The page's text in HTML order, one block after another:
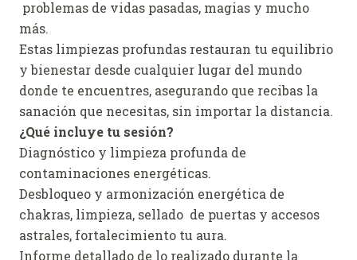
problemas de vidas pasadas, magias y mucho
más.
Estas limpiezas profundas restauran tu equilibrio
y bienestar desde cualquier lugar del mundo
donde te encuentres, asegurando que recibas la
sanación que necesitas, sin importar la distancia.
¿Qué incluye tu sesión?
Diagnóstico y limpieza profunda de
contaminaciones energéticas.
Desbloqueo y armonización energética de
chakras, limpieza, sellado de puertas y accesos
astrales, fortalecimiento tu aura.
Informe detallado de lo realizado durante la